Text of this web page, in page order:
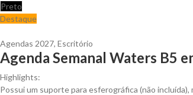
Preto
Destaque
Agendas 2027, Escritório
Agenda Semanal Waters B5
Highlights:
Possui um suporte para esferográfica (não